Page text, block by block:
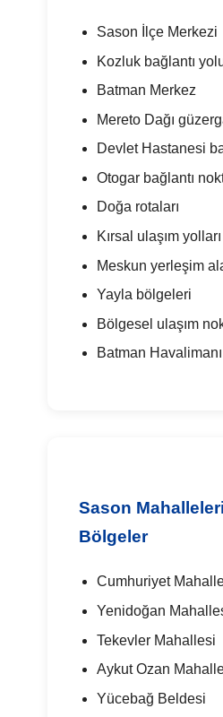
Sason İlçe Merkezi
Kozluk bağlantı
Batman Merkez
Mereto Dağı
Devlet Hastanesi
Otogar bağlantı
Doğa rotaları
Kırsal ulaşım yolları
Meskun yerleşim
Yayla bölgeleri
Bölgesel ulaşım
Batman Havalimanı
Sason
Bölgeler
Cumhuriyet
Yenidoğan
Tekevler Mahallesi
Aykut Ozan
Yücebağ Beldesi